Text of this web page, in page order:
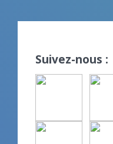
Suivez-nous :